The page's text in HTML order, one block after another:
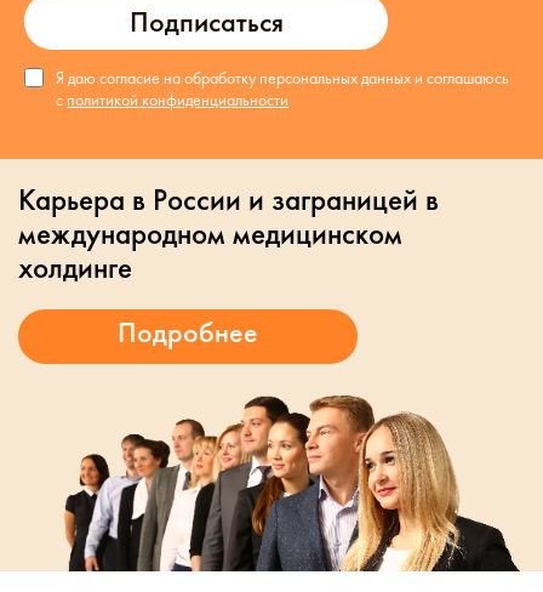
Подписаться
Я даю согласие на обработку персональных данных и соглашаюсь
с политикой конфиденциальности
Карьера в России и заграницей в
международном медицинском
холдинге